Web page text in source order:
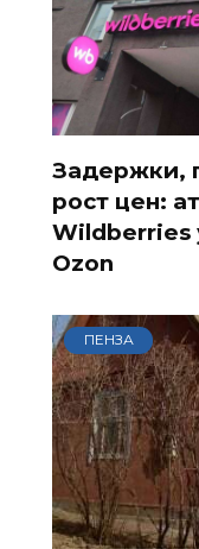
Задержки,
рост цен:
Wildberries
Ozon
ПЕНЗА